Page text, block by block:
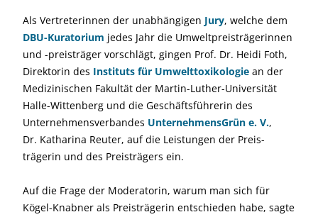
Als Vertreterinnen der unabhängigen Jury, welche dem
DBU-Kuratorium jedes Jahr die Umweltpreisträgerinnen
und -preisträger vorschlägt, gingen Prof. Dr. Heidi Foth,
Direktorin des Instituts für Umwelttoxikologie an der
Medizinischen Fakultät der Martin-Luther-Universität
Halle-Wittenberg und die Geschäftsführerin des
Unternehmensverbandes Unter­nehmensGrün e. V.,
Dr. Katharina Reuter, auf die Leistungen der Preis­
trägerin und des Preisträgers ein.
Auf die Frage der Moderatorin, warum man sich für
Kögel-Knabner als Preisträgerin entschieden habe, sagte